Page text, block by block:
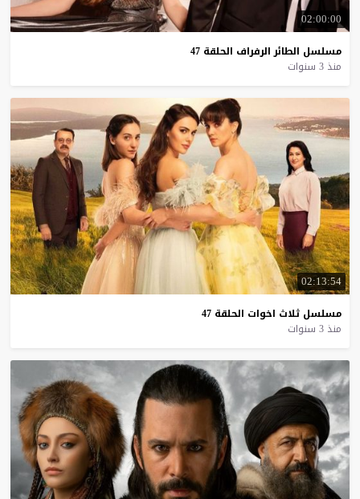
02:00:00
مسلسل الطائر الرفراف الحلقة 47
منذ 3 سنوات
02:13:54
مسلسل ثلاث اخوات الحلقة 47
منذ 3 سنوات